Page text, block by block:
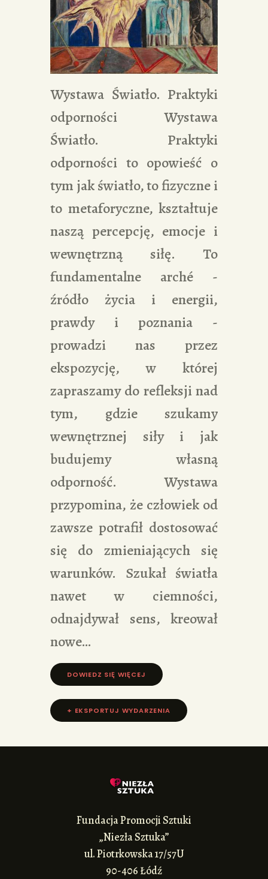
Wystawa Światło. Praktyki
odporności Wystawa
Światło. Praktyki
odporności to opowieść o
tym jak światło, to fizyczne i
to metaforyczne, kształtuje
naszą percepcję, emocje i
wewnętrzną siłę. To
fundamentalne arché -
źródło życia i energii,
prawdy i poznania -
prowadzi nas przez
ekspozycję, w której
zapraszamy do refleksji nad
tym, gdzie szukamy
wewnętrznej siły i jak
budujemy własną
odporność. Wystawa
przypomina, że człowiek od
zawsze potrafił dostosować
się do zmieniających się
warunków. Szukał światła
nawet w ciemności,
odnajdywał sens, kreował
nowe…
DOWIEDZ SIĘ WIĘCEJ »
+ EKSPORTUJ WYDARZENIA
Fundacja Promocji Sztuki
„Niezła Sztuka”
ul. Piotrkowska 17/57U
90-406 Łódź